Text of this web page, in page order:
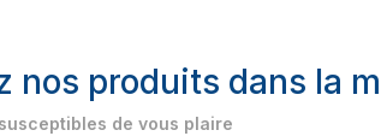
nos produits dans la
de vous plaire